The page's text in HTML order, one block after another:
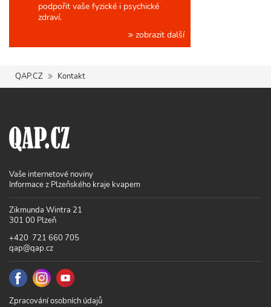
podpořit vaše fyzické i psychické
zdraví.
zobrazit další
QAP.CZ Kontakt
Vaše internetové noviny
Informace z Plzeňského kraje kvapem
Zikmunda Wintra 21
301 00 Plzeň
+420 721 660 705
qap@qap.cz
Zpracování osobních údajů